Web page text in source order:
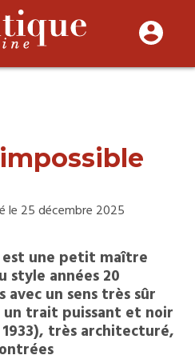
le 25 décembre 2025
est une petit maître
style années 20
un sens très sûr
trait puissant et noir
très architecturé,